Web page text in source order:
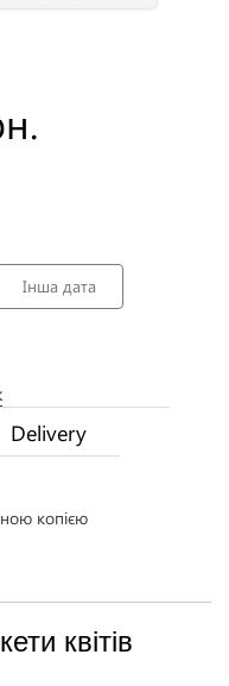
Інша дата
Delivery
копією
квітів